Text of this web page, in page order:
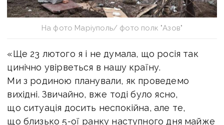
На фото Маріуполь/ фото полк "Азов"
«Ще 23 лютого я і не думала, що росія так
цинічно увірветься в нашу країну.
Ми з родиною планували, як проведемо
вихідні. Звичайно, вже тоді було ясно,
що ситуація досить неспокійна, але те,
що близько 5-ої ранку наступного дня майже